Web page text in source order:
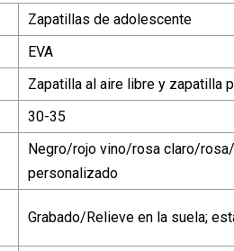
Zapatillas de adolescente
EVA
Zapatilla al aire libre y zapatilla
30-35
Negro/rojo vino/rosa claro/
personalizado
Grabado/Relieve en la suela;